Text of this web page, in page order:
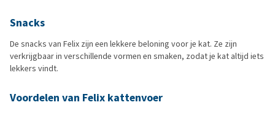
Snacks
De snacks van Felix zijn een lekkere beloning voor je kat. Ze zijn
verkrijgbaar in verschillende vormen en smaken, zodat je kat altijd iets
lekkers vindt.
Voordelen van Felix kattenvoer